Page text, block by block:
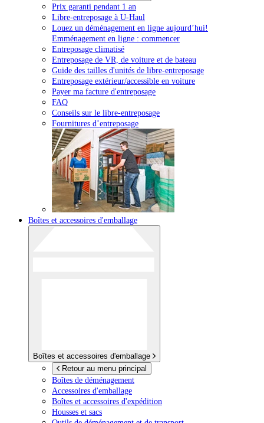
Prix garanti pendant 1 an
Libre-entreposage à U-Haul
Louez un déménagement en ligne aujourd’hui!
Emménagement en ligne : commencer
Entreposage climatisé
Entreposage de VR, de voiture et de bateau
Guide des tailles d'unités de libre-entreposage
Entreposage extérieur/accessible en voiture
Payer ma facture d'entreposage
FAQ
Conseils sur le libre-entreposage
Fournitures d’entreposage
Boîtes et accessoires d'emballage
Boîtes et accessoires d'emballage
Retour au menu principal
Boîtes de déménagement
Accessoires d'emballage
Boîtes et accessoires d'expédition
Housses et sacs